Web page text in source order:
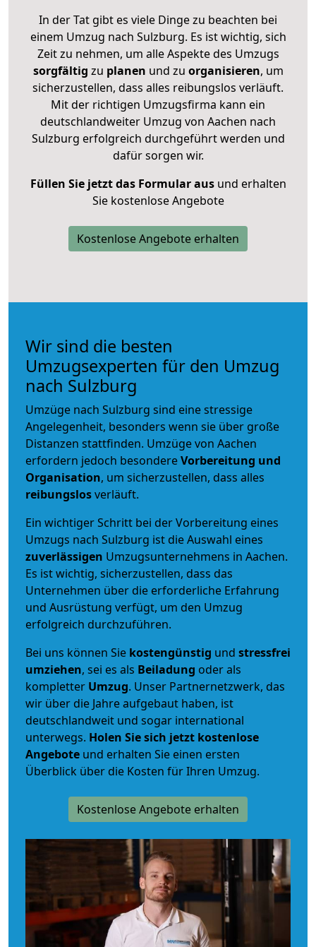
In der Tat gibt es viele Dinge zu beachten bei
einem Umzug nach Sulzburg. Es ist wichtig, sich
Zeit zu nehmen, um alle Aspekte des Umzugs
sorgfältig zu planen und zu organisieren, um
sicherzustellen, dass alles reibungslos verläuft.
Mit der richtigen Umzugsfirma kann ein
deutschlandweiter Umzug von Aachen nach
Sulzburg erfolgreich durchgeführt werden und
dafür sorgen wir.
Füllen Sie jetzt das Formular ausund erhalten
Sie kostenlose Angebote
Kostenlose Angebote erhalten
Wir sind die besten
Umzugsexperten für den Umzug
nach Sulzburg
Umzüge nach Sulzburg sind eine stressige
Angelegenheit, besonders wenn sie über große
Distanzen stattfinden. Umzüge von Aachen
erfordern jedoch besondereVorbereitung und
Organisation, um sicherzustellen, dass alles
reibungslosverläuft.
Ein wichtiger Schritt bei der Vorbereitung eines
Umzugs nach Sulzburg ist die Auswahl eines
zuverlässigen Umzugsunternehmens in Aachen.
Es ist wichtig, sicherzustellen, dass das
Unternehmen über die erforderliche Erfahrung
und Ausrüstung verfügt, um den Umzug
erfolgreich durchzuführen.
Bei uns können Sie kostengünstig und stressfrei
umziehen, sei es als Beiladung oder als
kompletter Umzug. Unser Partnernetzwerk, das
wir über die Jahre aufgebaut haben, ist
deutschlandweit und sogar international
unterwegs. Holen Sie sich jetzt kostenlose
Angebote und erhalten Sie einen ersten
Überblick über die Kosten für Ihren Umzug.
Kostenlose Angebote erhalten